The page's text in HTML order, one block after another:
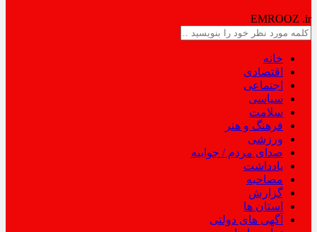
EMROOZ .ir
خانه
اقتصادی
اجتماعی
سیاسی
سلامت
فرهنگ و هنر
ورزشی
صدای مردم / جوابیه
یادداشت
مصاحبه
گزارش
استان ها
آگهی های دولتی